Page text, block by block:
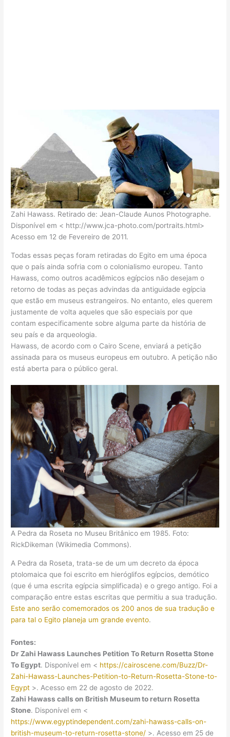
Zahi Hawass. Retirado de: Jean-Claude Aunos Photographe.
Disponível em < http://www.jca-photo.com/portraits.html>
Acesso em 12 de Fevereiro de 2011.
Todas essas peças foram retiradas do Egito em uma época
que o país ainda sofria com o colonialismo europeu. Tanto
Hawass, como outros acadêmicos egípcios não desejam o
retorno de todas as peças advindas da antiguidade egípcia
que estão em museus estrangeiros. No entanto, eles querem
justamente de volta aqueles que são especiais por que
contam especificamente sobre alguma parte da história de
seu país e da arqueologia.
Hawass, de acordo com o Cairo Scene, enviará a petição
assinada para os museus europeus em outubro. A petição não
está aberta para o público geral.
A Pedra da Roseta no Museu Britânico em 1985. Foto:
RickDikeman (Wikimedia Commons).
A Pedra da Roseta, trata-se de um um decreto da época
ptolomaica que foi escrito em hieróglifos egípcios, demótico
(que é uma escrita egípcia simplificada) e o grego antigo. Foi a
comparação entre estas escritas que permitiu a sua tradução.
Este ano serão comemorados os 200 anos de sua tradução e
para tal o Egito planeja um grande evento.
Fontes:
Dr Zahi Hawass Launches Petition To Return Rosetta Stone
To Egypt. Disponível em < https://cairoscene.com/Buzz/Dr-
Zahi-Hawass-Launches-Petition-to-Return-Rosetta-Stone-to-
Egypt >. Acesso em 22 de agosto de 2022.
Zahi Hawass calls on British Museum to return Rosetta
Stone. Disponível em <
https://www.egyptindependent.com/zahi-hawass-calls-on-
british-museum-to-return-rosetta-stone/ >. Acesso em 25 de